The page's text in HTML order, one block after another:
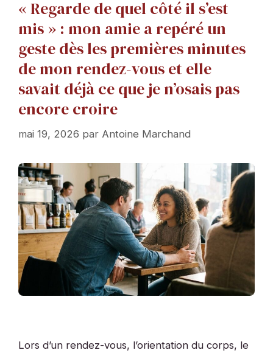
« Regarde de quel côté il s’est
mis » : mon amie a repéré un
geste dès les premières minutes
de mon rendez-vous et elle
savait déjà ce que je n’osais pas
encore croire
mai 19, 2026 par Antoine Marchand
Lors d’un rendez-vous, l’orientation du corps, le